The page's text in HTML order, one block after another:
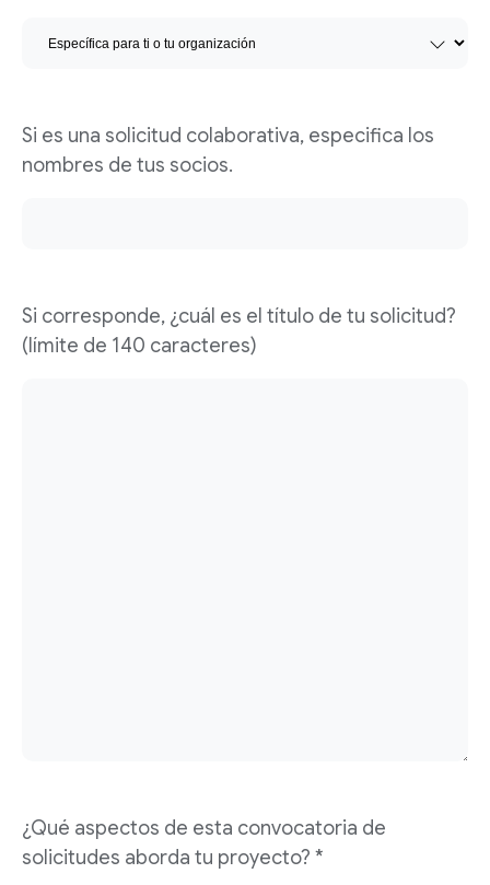
Si es una solicitud colaborativa, especifica los
nombres de tus socios.
Si corresponde, ¿cuál es el título de tu solicitud?
(límite de 140 caracteres)
¿Qué aspectos de esta convocatoria de
solicitudes aborda tu proyecto? *